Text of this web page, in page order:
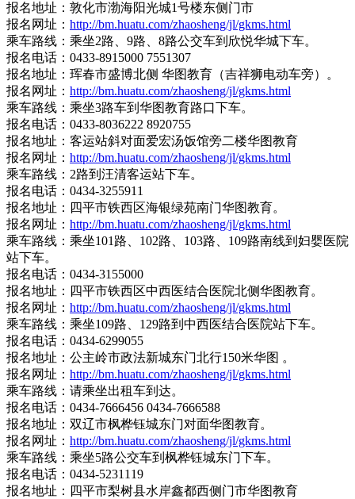
报名地址：敦化市渤海阳光城1号楼东侧门市
报名网址： http://bm.huatu.com/zhaosheng/jl/gkms.html
乘车路线：乘坐2路、9路、8路公交车到欣悦华城下车。
报名电话：0433-8915000 7551307
报名地址：珲春市盛博北侧 华图教育（吉祥狮电动车旁）。
报名网址： http://bm.huatu.com/zhaosheng/jl/gkms.html
乘车路线：乘坐3路车到华图教育路口下车。
报名电话：0433-8036222 8920755
报名地址：客运站斜对面爱宏汤饭馆旁二楼华图教育
报名网址： http://bm.huatu.com/zhaosheng/jl/gkms.html
乘车路线：2路到汪清客运站下车。
报名电话：0434-3255911
报名地址：四平市铁西区海银绿苑南门华图教育。
报名网址： http://bm.huatu.com/zhaosheng/jl/gkms.html
乘车路线：乘坐101路、102路、103路、109路南线到妇婴医院
站下车。
报名电话：0434-3155000
报名地址：四平市铁西区中西医结合医院北侧华图教育。
报名网址： http://bm.huatu.com/zhaosheng/jl/gkms.html
乘车路线：乘坐109路、129路到中西医结合医院站下车。
报名电话：0434-6299055
报名地址：公主岭市政法新城东门北行150米华图 。
报名网址： http://bm.huatu.com/zhaosheng/jl/gkms.html
乘车路线：请乘坐出租车到达。
报名电话：0434-7666456 0434-7666588
报名地址：双辽市枫桦钰城东门对面华图教育。
报名网址： http://bm.huatu.com/zhaosheng/jl/gkms.html
乘车路线：乘坐5路公交车到枫桦钰城东门下车。
报名电话：0434-5231119
报名地址：四平市梨树县水岸鑫都西侧门市华图教育